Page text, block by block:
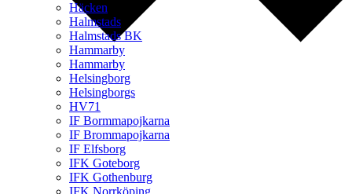
Häcken
Halmstads
Halmstads BK
Hammarby
Hammarby
Helsingborg
Helsingborgs
HV71
IF Bormmapojkarna
IF Brommapojkarna
IF Elfsborg
IFK Goteborg
IFK Gothenburg
IFK Norrköping